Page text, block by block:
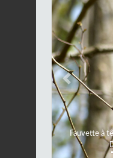
Fauvette à
Previous